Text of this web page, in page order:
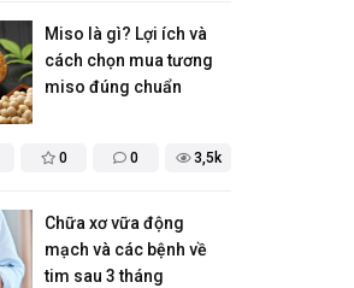
0 0 3,5k
Miso là gì? Lợi ích và
cách chọn mua tương
miso đúng chuẩn
Chữa xơ vữa động
mạch và các bệnh về
tim sau 3 tháng